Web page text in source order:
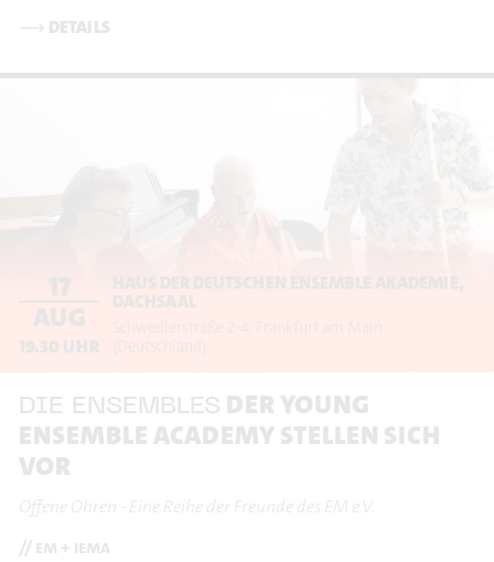
⟶ DETAILS
17
AUG
19.30 UHR
HAUS DER DEUTSCHEN ENSEMBLE AKADEMIE,
DACHSAAL
Schwedlerstraße 2-4
Frankfurt am Main
(Deutschland)
DIE ENSEMBLES DER YOUNG
ENSEMBLE ACADEMY STELLEN SICH
VOR
Offene Ohren - Eine Reihe der Freunde des EM e.V.
// em + iema